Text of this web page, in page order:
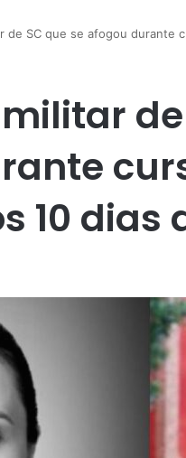
de SC que se afogou durante
de
10 dias